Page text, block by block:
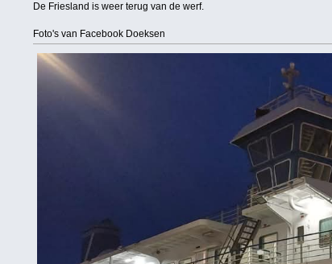
De Friesland is weer terug van de werf.
Foto's van Facebook Doeksen